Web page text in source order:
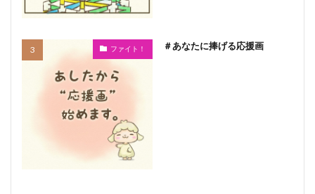
ファイト！ ＃あなたに捧げる応援画